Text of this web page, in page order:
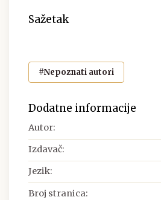
Sažetak
#Nepoznati autori
Dodatne informacije
Autor:
Izdavač:
Jezik:
Broj stranica: